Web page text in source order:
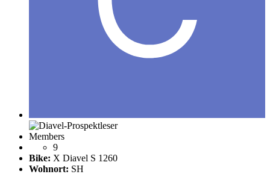
Members
9
Bike: X Diavel S 1260
Wohnort: SH